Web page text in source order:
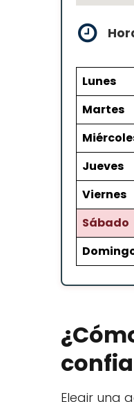
Lunes
Martes
Jueves
Viernes
Sábado
Elegir una